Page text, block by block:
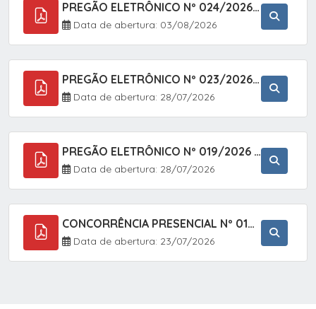
PREGÃO ELETRÔNICO Nº 024/2026 - AQUISIÇÃO DE GÁS MEDICINAL TIPO OXIGÊNIO (1,00 M3, 3,00 M3 E 10,00 M3), EM ATENDIMENTO À SECRETARIA MUNICIPAL DE SAÚDE, ATRAVÉS DO SISTEMA DE REGISTRO DE PREÇOS (SRP)
Data de abertura: 03/08/2026
PREGÃO ELETRÔNICO Nº 023/2026 - AQUISIÇÃO DE ENXOVAL INFANTIL, EM ATENDIMENTO À SECRETARIA MUNICIPAL DE EDUCAÇÃO, ATRAVÉS DO SISTEMA DE REGISTRO DE PREÇOS (SRP).
Data de abertura: 28/07/2026
PREGÃO ELETRÔNICO Nº 019/2026 - CONTRATAÇÃO DE EMPRESA ESPECIALIZADA PARA A PRESTAÇÃO DE SERVIÇOS VETERINÁRIOS CLÍNICOS E CIRÚRGICOS, COM FOCO EM AÇÕES DE SAÚDE PÚBLICA, BEM-ESTAR ANIMAL E CONTROLE POPULACIONAL ÉTICO DE CÃES E GATOS, EM ATENDIMENTO À
Data de abertura: 28/07/2026
CONCORRÊNCIA PRESENCIAL Nº 018/2026 - PAVIMENTAÇÃO ASFÁLTICA NO BAIRRO VOTUPOCA ? ESTRADA DA RAPOSA, NO MUNICÍPIO DE SETE BARRAS/SP
Data de abertura: 23/07/2026